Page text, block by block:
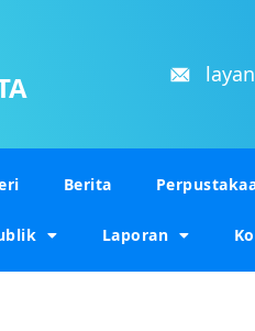
Berita
Laporan